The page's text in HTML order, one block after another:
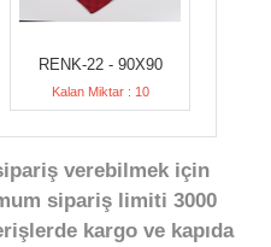
RENK-22 - 90X90
Kalan Miktar : 10
verebilmek için
sipariş limiti 3000
kargo ve kapıda